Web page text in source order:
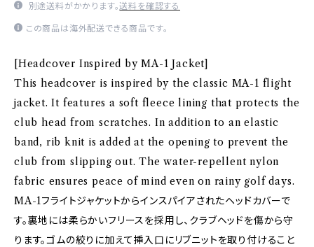
別途送料がかかります。送料を確認する
この商品は海外配送できる商品です。
[Headcover Inspired by MA-1 Jacket]
This headcover is inspired by the classic MA-1 flight
jacket. It features a soft fleece lining that protects the
club head from scratches. In addition to an elastic
band, rib knit is added at the opening to prevent the
club from slipping out. The water-repellent nylon
fabric ensures peace of mind even on rainy golf days.
MA-1フライトジャケットからインスパイアされたヘッドカバーで
す。裏地には柔らかいフリースを採用し、クラブヘッドを傷から守
ります。ゴムの絞りに加えて挿入口にリブニットを取り付けること